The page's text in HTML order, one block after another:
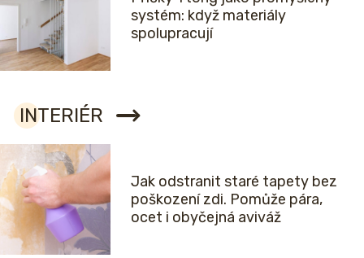
systém: když materiály
spolupracují
INTERIÉR
Jak odstranit staré tapety bez
poškození zdi. Pomůže pára,
ocet i obyčejná aviváž